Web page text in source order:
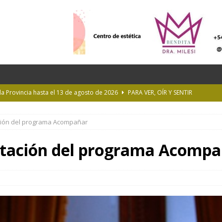
Provincia hasta el 13 de agosto de 2026
PARA VER, OÍR Y SENTIR
por una tormenta a casi 10 mil metros de altura
y entregó escrituras en Almirante Brown
Pública de la UNLP
del programa Acompañar
del programa